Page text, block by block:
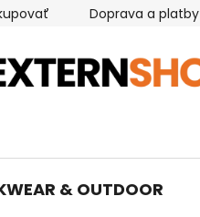
Doprava a platby
& OUTDOOR